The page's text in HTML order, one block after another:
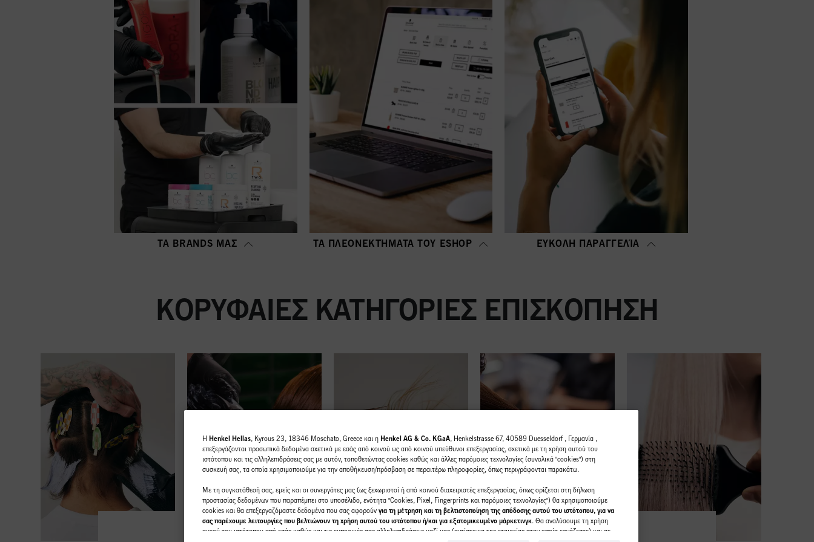
ΤΑ BRANDS ΜΑΣ ΤΑ ΠΛΕΟΝΕΚΤΉΜΑΤΑ ΤΟΥ ΕSHOP ΕΎΚΟΛΗ ΠΑΡΑΓΓΕΛΊΑ
ΚΟΡΥΦΑΊΕΣ ΚΑΤΗΓΟΡΊΕΣ ΕΠΙΣΚΌΠΗΣΗ
H Henkel Hellas, Kyrous 23, 18346 Moschato, Greece και η Henkel AG & Co. KGaA, Henkelstrasse 67, 40589 Duesseldorf , Γερμανία ,
επεξεργάζονται προσωπικά δεδομένα σχετικά με εσάς από κοινού ως από κοινού υπεύθυνοι επεξεργασίας, σχετικά με τη χρήση αυτού του
ιστότοπου και τις αλληλεπιδράσεις σας με αυτόν, τοποθετώντας cookies καθώς και άλλες παρόμοιες τεχνολογίες (συνολικά "cookies") στη
συσκευή σας, τα οποία χρησιμοποιούμε για την αποθήκευση/πρόσβαση σε περαιτέρω πληροφορίες, όπως περιγράφονται παρακάτω.
Με τη συγκατάθεσή σας, εμείς και οι συνεργάτες μας (ως ξεχωριστοί ή από κοινού διαχειριστές επεξεργασίας, όπως ορίζεται στη δήλωση
προστασίας δεδομένων που παραπέμπει στο υποσέλιδο, ενότητα "Cookies, Pixel, Fingerprints και παρόμοιες τεχνολογίες") θα χρησιμοποιούμε
cookies και θα επεξεργαζόμαστε δεδομένα που σας αφορούν για τη μέτρηση και τη βελτιστοποίηση της απόδοσης αυτού του ιστότοπου, για να
σας παρέχουμε λειτουργίες που βελτιώνουν τη χρήση αυτού του ιστότοπου ή/και για εξατομικευμένο μάρκετινγκ. Θα αναλύσουμε τη χρήση
αυτού του ιστότοπου από εσάς καθώς και τις εμπορικές σας αλληλεπιδράσεις μαζί μας (αντίστοιχα της εταιρείας στην οποία εργάζεστε) και σε